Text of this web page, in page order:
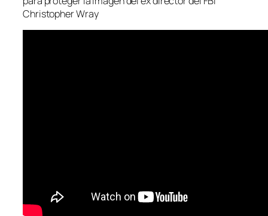
Christopher Wray